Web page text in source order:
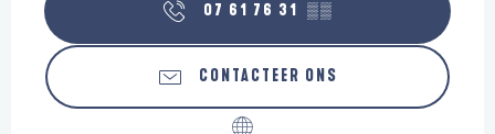
07 61 76 31 ▒▒
CONTACTEER ONS